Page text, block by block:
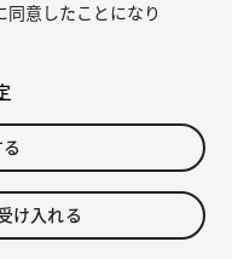
意したことになり
け入れる